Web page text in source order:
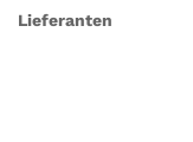
Lieferanten